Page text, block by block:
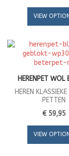
VIEW
HERENPET WOL
HEREN
PETTEN
€ 59,95
VIEW